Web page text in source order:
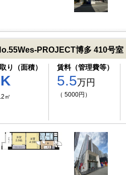
PROJECT博多 410号室
り（面積）
㎡
賃料（管理費等）
5.5万円
（ 5000円）